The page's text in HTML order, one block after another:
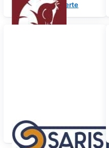
Cheval Liberte
Saris